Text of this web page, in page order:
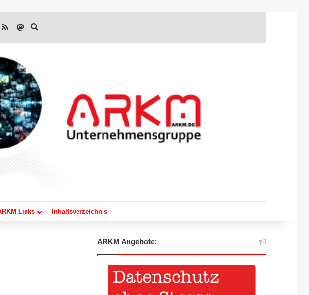
RSSMastodon
Links Inhaltsverzeichnis
ARKM Angebote: